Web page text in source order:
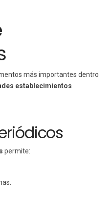
más importantes dentro
establecimientos
permite: